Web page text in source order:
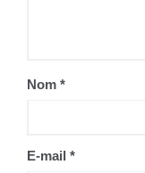
Nom *
E-mail *